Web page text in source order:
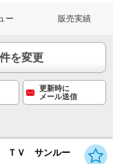
ー 販売実績
を変更
更新時に
メール送信
ＴＶ サンルー